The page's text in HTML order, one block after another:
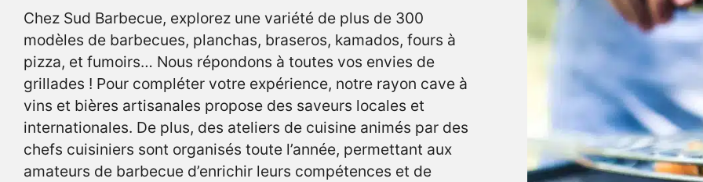
Chez Sud Barbecue, explorez une variété de plus de 300
modèles de barbecues, planchas, braseros, kamados, fours à
pizza, et fumoirs… Nous répondons à toutes vos envies de
grillades ! Pour compléter votre expérience, notre rayon cave à
vins et bières artisanales propose des saveurs locales et
internationales. De plus, des ateliers de cuisine animés par des
chefs cuisiniers sont organisés toute l’année, permettant aux
amateurs de barbecue d’enrichir leurs compétences et de